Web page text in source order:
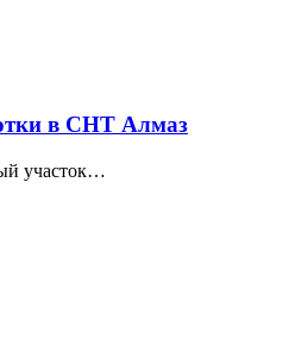
в СНТ Алмаз
участок…